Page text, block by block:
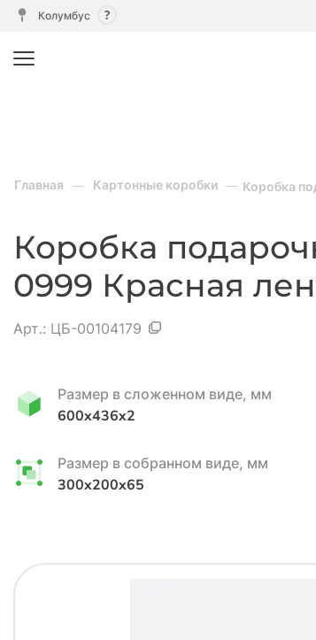
Колумбус
Главная Картонные коробки Коробка
Коробка
0999 Красная
Арт.: ЦБ-00104179
Размер в сложенном виде, мм
600x436x2
Размер в собранном виде, мм
300x200x65